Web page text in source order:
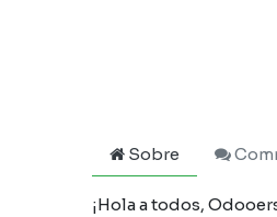
Sobre
¡Hola a todos,